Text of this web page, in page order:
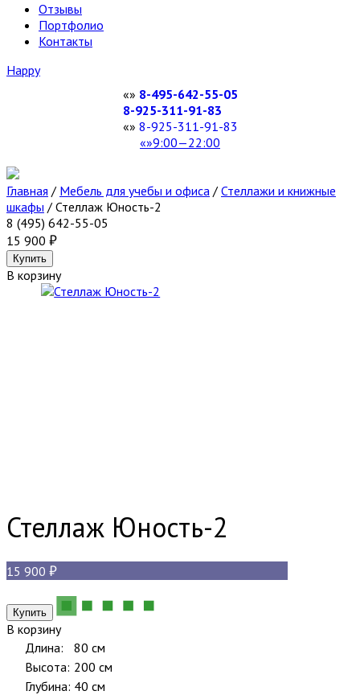
Отзывы
Портфолио
Контакты
Happy
8-495-642-55-05
8-925-311-91-83
8-925-311-91-83
9:00—22:00
Главная / Мебель для учебы и офиса / Стеллажи и книжные
шкафы / Стеллаж Юность-2
8 (495) 642-55-05
15 900
В корзину
Стеллаж Юность-2
15 900
В корзину
Длина:
80 см
Высота: 200 см
Глубина: 40 см